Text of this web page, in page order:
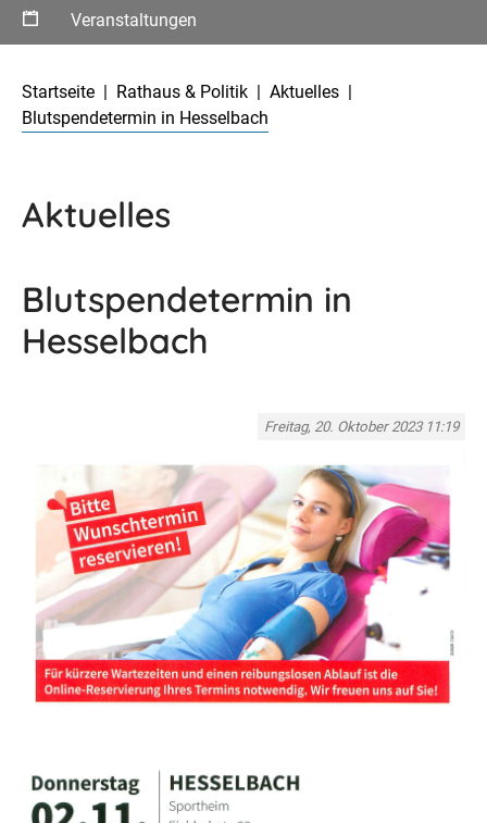
Veranstaltungen
Startseite
Rathaus & Politik
Aktuelles
Blutspendetermin in Hesselbach
Aktuelles
Blutspendetermin in
Hesselbach
Freitag, 20. Oktober 2023 11:19